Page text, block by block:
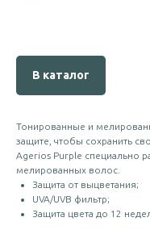
В каталог
Тонированные и
защите, чтобы сохранить
Agerios Purple специально
мелированных волос.
Защита от выцветания;
UVA/UVB фильтр;
Защита цвета до 12